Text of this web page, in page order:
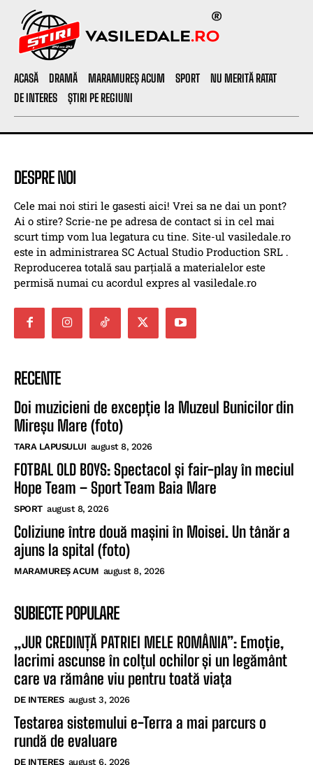
ACASĂ DRAMĂ MARAMUREȘ ACUM SPORT
NU MERITĂ RATAT
DE INTERES
ȘTIRI PE REGIUNI
DESPRE NOI
Cele mai noi stiri le gasesti aici! Vrei sa ne dai un pont?
Ai o stire? Scrie-ne pe adresa de contact si in cel mai
scurt timp vom lua legatura cu tine. Site-ul vasiledale.ro
este in administrarea SC Actual Studio Production SRL .
Reproducerea totală sau parțială a materialelor este
permisă numai cu acordul expres al vasiledale.ro
RECENTE
Doi muzicieni de excepție la Muzeul Bunicilor din
Mireșu Mare (foto)
TARA LAPUSULUI august 8, 2026
FOTBAL OLD BOYS: Spectacol și fair-play în meciul
Hope Team – Sport Team Baia Mare
SPORT august 8, 2026
Coliziune între două mașini în Moisei. Un tânăr a
ajuns la spital (foto)
MARAMUREȘ ACUM august 8, 2026
SUBIECTE POPULARE
„JUR CREDINȚĂ PATRIEI MELE ROMÂNIA”: Emoție,
lacrimi ascunse în colțul ochilor și un legământ
care va rămâne viu pentru toată viața
DE INTERES august 3, 2026
Testarea sistemului e-Terra a mai parcurs o
rundă de evaluare
DE INTERES august 6, 2026